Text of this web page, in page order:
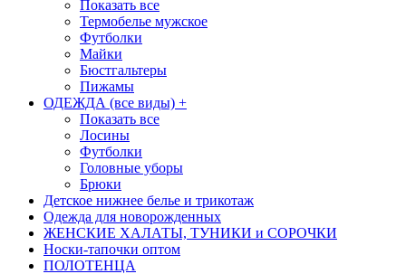
Показать все
Термобелье мужское
Футболки
Майки
Бюстгальтеры
Пижамы
ОДЕЖДА (все виды) +
Показать все
Лосины
Футболки
Головные уборы
Брюки
Детское нижнее белье и трикотаж
Одежда для новорожденных
ЖЕНСКИЕ ХАЛАТЫ, ТУНИКИ и СОРОЧКИ
Носки-тапочки оптом
ПОЛОТЕНЦА